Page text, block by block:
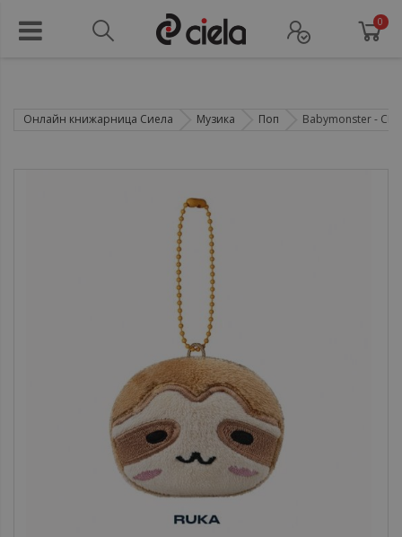
0
Онлайн книжарница Сиела Музика Поп Babymonster -